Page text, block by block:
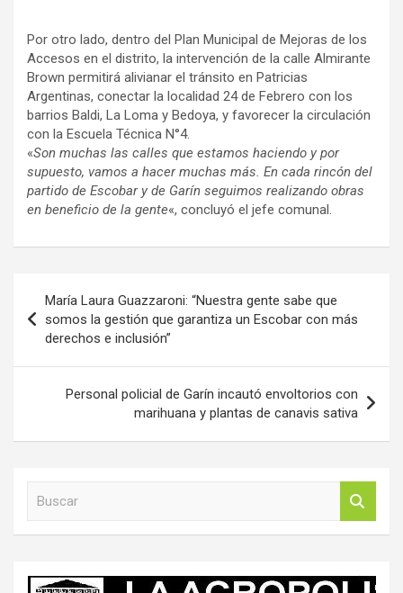
Por otro lado, dentro del Plan Municipal de Mejoras de los
Accesos en el distrito, la intervención de la calle Almirante
Brown permitirá alivianar el tránsito en Patricias
Argentinas, conectar la localidad 24 de Febrero con los
barrios Baldi, La Loma y Bedoya, y favorecer la circulación
con la Escuela Técnica N°4.
«Son muchas las calles que estamos haciendo y por
supuesto, vamos a hacer muchas más. En cada rincón del
partido de Escobar y de Garín seguimos realizando obras
en beneficio de la gente«, concluyó el jefe comunal.
de
entradas
María Laura Guazzaroni: “Nuestra gente sabe que
somos la gestión que garantiza un Escobar con más
derechos e inclusión”
Personal policial de Garín incautó envoltorios con
marihuana y plantas de canavis sativa
r